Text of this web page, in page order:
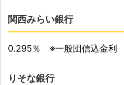
関西みらい銀行
0.295％ ※一般団信込金利
りそな銀行